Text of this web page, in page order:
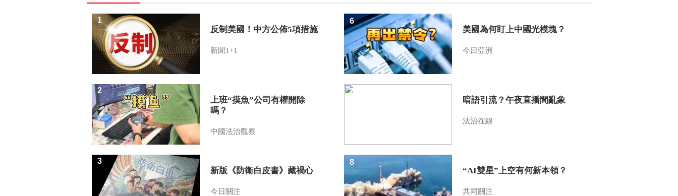
2016-02-25 13:23:11
2016-02-22 14:06:11
反制美國！中方公佈5項措施
新聞1+1
1
上班“摸魚”公司有權開除
嗎？
中國法治觀察
2
新版《防衛白皮書》藏禍心
今日關注
3
美國為何盯上中國光模塊？
今日亞洲
6
暗語引流？午夜直播間亂象
法治在線
7
“AI雙星”上空有何新本領？
共同關注
8